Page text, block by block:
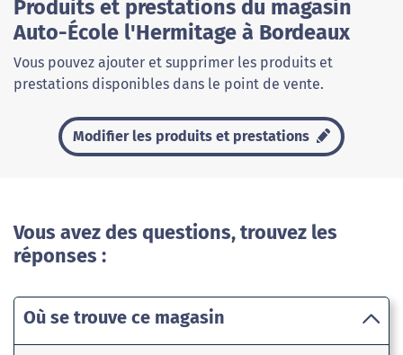
Produits et prestations du magasin
Auto-École l'Hermitage à Bordeaux
Vous pouvez ajouter et supprimer les produits et
prestations disponibles dans le point de vente.
Modifier les produits et prestations
Vous avez des questions, trouvez les
réponses :
Où se trouve ce magasin